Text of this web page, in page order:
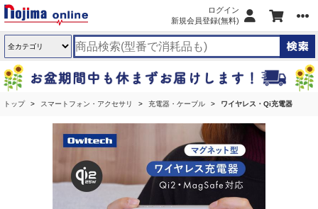
ログイン
新規会員登録(無料)
トップ スマートフォン・アクセサリ 充電器・ケーブル ワイヤレス・Qi充電器